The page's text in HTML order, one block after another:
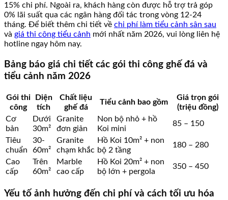
15% chi phí. Ngoài ra, khách hàng còn được hỗ trợ trả góp
0% lãi suất qua các ngân hàng đối tác trong vòng 12-24
tháng. Để biết thêm chi tiết về chi phí làm tiểu cảnh sân sau
và giá thi công tiểu cảnh mới nhất năm 2026, vui lòng liên hệ
hotline ngay hôm nay.
Bảng báo giá chi tiết các gói thi công ghế đá và
tiểu cảnh năm 2026
Gói thi
công
Diện
tích
Chất liệu
ghế đá
Tiểu cảnh bao gồm
Giá trọn gói
(triệu đồng)
Cơ
bản
Dưới
30m²
Granite
đơn giản
Non bộ nhỏ + hồ
Koi mini
85 – 150
Tiêu
chuẩn
30-
60m²
Granite
chạm khắc
Hồ Koi 10m² + non
bộ 2 tầng
180 – 280
Cao
cấp
Trên
60m²
Marble
cao cấp
Hồ Koi 20m² + non
bộ lớn + pergola
350 – 450
Yếu tố ảnh hưởng đến chi phí và cách tối ưu hóa